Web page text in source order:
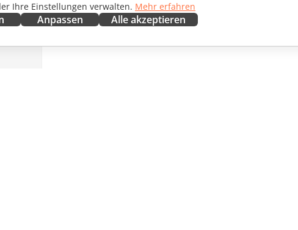
Ihre Einstellungen verwalten. Mehr erfahren
Anpassen Alle akzeptieren